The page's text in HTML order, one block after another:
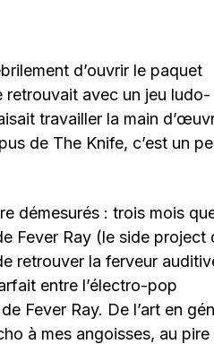
d’ouvrir le paquet
retrouvait avec un jeu ludo-
travailler la main
de The Knife, c’est un
démesurés : trois mois
Fever Ray (le side project
retrouver la ferveur
entre l’électro-pop
Fever Ray. De l’art en
à mes angoisses, au pire